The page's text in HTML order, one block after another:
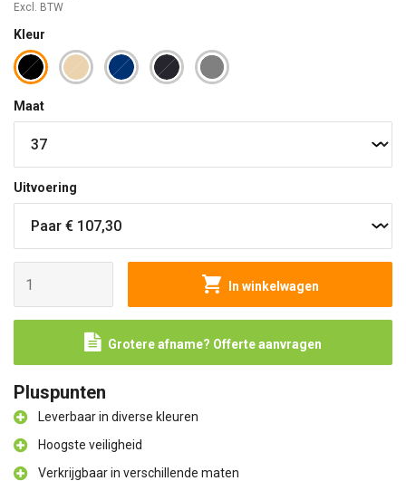
Excl. BTW
Kleur
Maat
Uitvoering
In winkelwagen
Grotere afname? Offerte aanvragen
Pluspunten
Leverbaar in diverse kleuren
Hoogste veiligheid
Verkrijgbaar in verschillende maten